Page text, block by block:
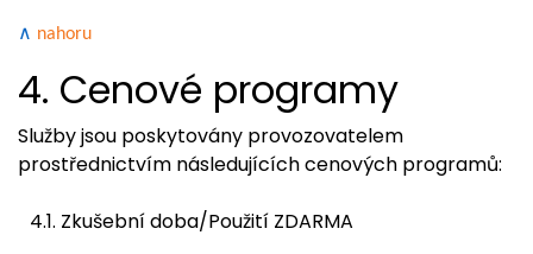
∧ nahoru
4. Cenové programy
Služby jsou poskytovány provozovatelem
prostřednictvím následujících cenových programů:
4.1. Zkušební doba/Použití ZDARMA